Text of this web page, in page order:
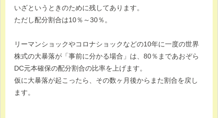
いざというときのために残してあります。
ただし配分割合は10％～30％。
リーマンショックやコロナショックなどの10年に一度の世界
株式の大暴落が「事前に分かる場合」は、80％まであおぞら
DC元本確保の配分割合の比率を上げます。
仮に大暴落が起こったら、その数ヶ月後からまた割合を戻し
ます。